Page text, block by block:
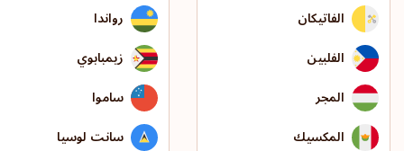
الفاتيكان
الفلبين
المجر
المكسيك
رواندا
زيمبابوي
ساموا
سانت لوسيا